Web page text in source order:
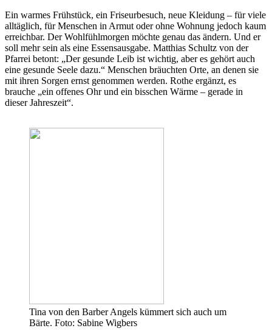
Ein warmes Frühstück, ein Friseurbesuch, neue Kleidung – für viele
alltäglich, für Menschen in Armut oder ohne Wohnung jedoch kaum
erreichbar. Der Wohlfühlmorgen möchte genau das ändern. Und er
soll mehr sein als eine Essensausgabe. Matthias Schultz von der
Pfarrei betont: „Der gesunde Leib ist wichtig, aber es gehört auch
eine gesunde Seele dazu.“ Menschen bräuchten Orte, an denen sie
mit ihren Sorgen ernst genommen werden. Rothe ergänzt, es
brauche „ein offenes Ohr und ein bisschen Wärme – gerade in
dieser Jahreszeit“.
Tina von den Barber Angels kümmert sich auch um
Bärte. Foto: Sabine Wigbers